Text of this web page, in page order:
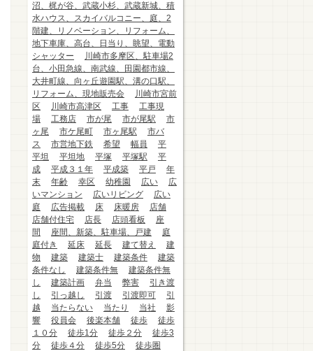
沼、梶が谷、武蔵小杉、武蔵新城、積
水ハウス、スカイバルコニー、庭、2
階建、リノベーション、リフォーム、
地下車庫、高台、日当り、眺望、電動
シャッター
川崎市多摩区、駐車場2
台、小田急線、南武線、田園都市線、
大井町線、向ヶ丘遊園駅、溝の口駅、
リフォーム、現地販売会
川崎市宮前
区
川崎市高津区 工事
工事現
場
工務店 市が尾 市が尾駅
市
ヶ尾
市ケ尾町 市ヶ尾駅
市バ
ス
市営地下鉄 希望 幅員
平
平坦
平坦地 平塚 平塚駅
平
成
平成３１年 平成築 平戸
年
末
年齢 幸区 幼稚園 広い
広
いマンション
広いリビング
広い
庭
広告掲載 床 床暖房
店舗
店舗付住宅
店長 店頭看板
座
間
座間、新築、駐車場、戸建
庭
庭付き
延床 延長 建て替え
建
物
建築 建築士 建築条件
建築
条件なし
建築条件無
建築条件無
し
建築計画 弁当 弊害
引き渡
し
引っ越し 引渡 引渡即可
引
越
当たらない 当たり 当社
影
響
役員会 後楽本舗 徒歩
徒歩
１０分
徒歩1分 徒歩２分
徒歩3
分
徒歩４分 徒歩5分
徒歩圏